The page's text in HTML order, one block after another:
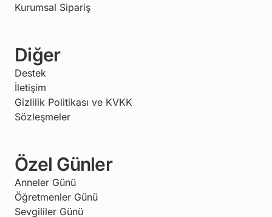
Kurumsal Sipariş
Diğer
Destek
İletişim
Gizlilik Politikası ve KVKK
Sözleşmeler
Özel Günler
Anneler Günü
Öğretmenler Günü
Sevgililer Günü